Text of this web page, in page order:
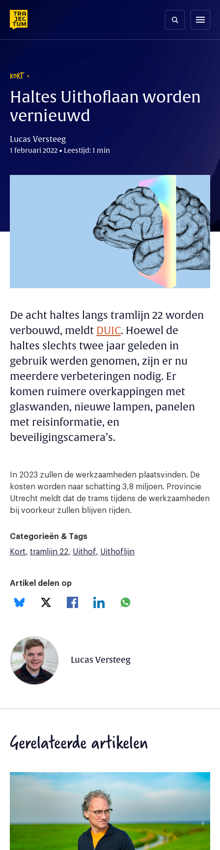
content
menu
KORT
Haltes Uithoflaan worden
vernieuwd
Lucas Versteeg
1 februari 2022 • Leestijd: 1 min
De acht haltes langs tramlijn 22 worden
verbouwd, meldt DUIC. Hoewel de
haltes slechts twee jaar geleden in
gebruik werden genomen, zijn er nu
meerdere verbeteringen nodig. Er
komen ruimere overkappingen met
glaswanden, nieuwe lampen, panelen
met reisinformatie, en
beveiligingscamera’s.
In 2023 zullen de werkzaamheden plaatsvinden. De
kosten worden naar schatting 3,8 miljoen. Provincie
Utrecht meldt dat de trams tijdens de werkzaamheden
bij voorkeur zullen blijven rijden.
Categorieën & Tags
Kort
tramlijn 22 Uithof Uithoflijn
Artikel delen op
Lucas Versteeg
Gerelateerde artikelen